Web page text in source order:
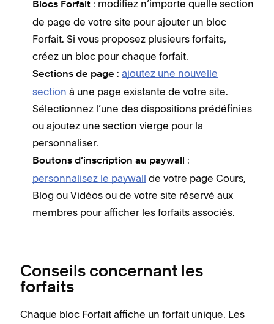
Blocs Forfait : modifiez n’importe quelle section
de page de votre site pour ajouter un bloc
Forfait. Si vous proposez plusieurs forfaits,
créez un bloc pour chaque forfait.
Sections de page : ajoutez une nouvelle
section à une page existante de votre site.
Sélectionnez l’une des dispositions prédéfinies
ou ajoutez une section vierge pour la
personnaliser.
Boutons d’inscription au paywall
:
personnalisez le paywall de votre page Cours,
Blog ou Vidéos ou de votre site réservé aux
membres pour afficher les forfaits associés.
Conseils concernant les
forfaits
Chaque bloc Forfait affiche un forfait unique. Les